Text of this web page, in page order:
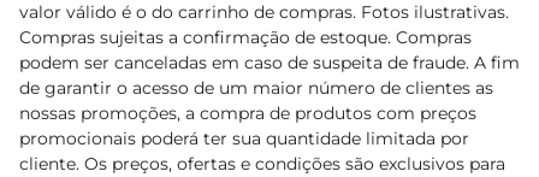
valor válido é o do carrinho de compras. Fotos ilustrativas.
Compras sujeitas a confirmação de estoque. Compras
podem ser canceladas em caso de suspeita de fraude. A fim
de garantir o acesso de um maior número de clientes as
nossas promoções, a compra de produtos com preços
promocionais poderá ter sua quantidade limitada por
cliente. Os preços, ofertas e condições são exclusivos para